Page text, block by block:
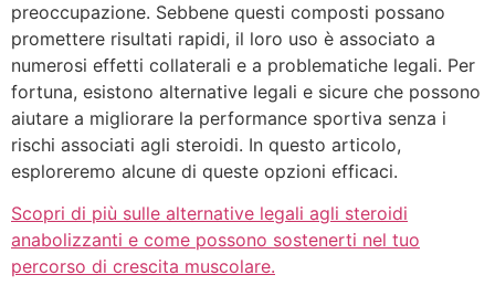
preoccupazione. Sebbene questi composti possano
promettere risultati rapidi, il loro uso è associato a
numerosi effetti collaterali e a problematiche legali. Per
fortuna, esistono alternative legali e sicure che possono
aiutare a migliorare la performance sportiva senza i
rischi associati agli steroidi. In questo articolo,
esploreremo alcune di queste opzioni efficaci.
Scopri di più sulle alternative legali agli steroidi
anabolizzanti e come possono sostenerti nel tuo
percorso di crescita muscolare.